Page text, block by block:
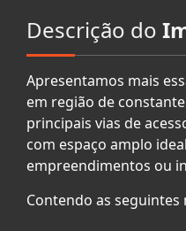
Descrição do
Apresentamos mais
em região de
principais vias de
com espaço amplo
empreendimentos ou
Contendo as seguintes